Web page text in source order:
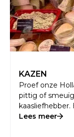
KAZEN
Proef onze
pittig of
kaasliefhebber.
Lees meer